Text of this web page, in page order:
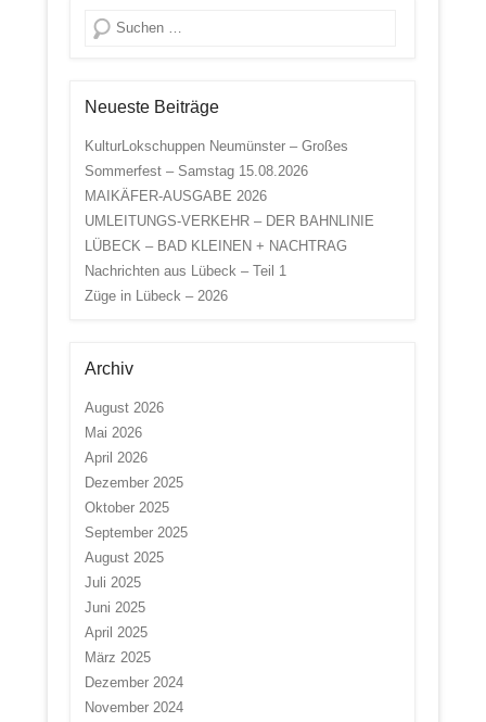
Suche
Neueste Beiträge
KulturLokschuppen Neumünster – Großes
Sommerfest – Samstag 15.08.2026
MAIKÄFER-AUSGABE 2026
UMLEITUNGS-VERKEHR – DER BAHNLINIE
LÜBECK – BAD KLEINEN + NACHTRAG
Nachrichten aus Lübeck – Teil 1
Züge in Lübeck – 2026
Archiv
August 2026
Mai 2026
April 2026
Dezember 2025
Oktober 2025
September 2025
August 2025
Juli 2025
Juni 2025
April 2025
März 2025
Dezember 2024
November 2024